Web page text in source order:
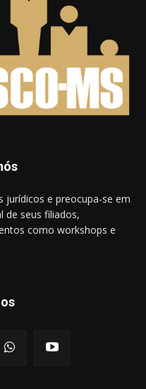
jurídicos e preocupa-se em
de seus filiados,
como workshops e